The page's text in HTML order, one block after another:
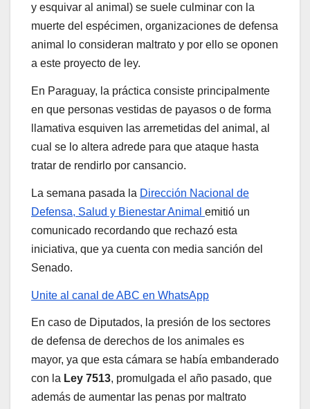
y esquivar al animal) se suele culminar con la
muerte del espécimen, organizaciones de defensa
animal lo consideran maltrato y por ello se oponen
a este proyecto de ley.
En Paraguay, la práctica consiste principalmente
en que personas vestidas de payasos o de forma
llamativa esquiven las arremetidas del animal, al
cual se lo altera adrede para que ataque hasta
tratar de rendirlo por cansancio.
La semana pasada la Dirección Nacional de
Defensa, Salud y Bienestar Animal emitió un
comunicado recordando que rechazó esta
iniciativa, que ya cuenta con media sanción del
Senado.
Unite al canal de ABC en WhatsApp
En caso de Diputados, la presión de los sectores
de defensa de derechos de los animales es
mayor, ya que esta cámara se había embanderado
con la Ley 7513, promulgada el año pasado, que
además de aumentar las penas por maltrato